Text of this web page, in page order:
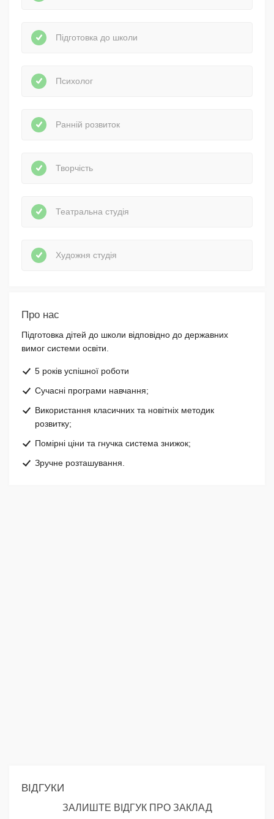
Підготовка до школи
Психолог
Ранній розвиток
Творчість
Театральна студія
Художня студія
Про нас
Підготовка дітей до школи відповідно до державних
вимог системи освіти.
5 років успішної роботи
Сучасні програми навчання;
Використання класичних та новітніх методик
розвитку;
Помірні ціни та гнучка система знижок;
Зручне розташування.
ВІДГУКИ
ЗАЛИШТЕ ВІДГУК ПРО ЗАКЛАД